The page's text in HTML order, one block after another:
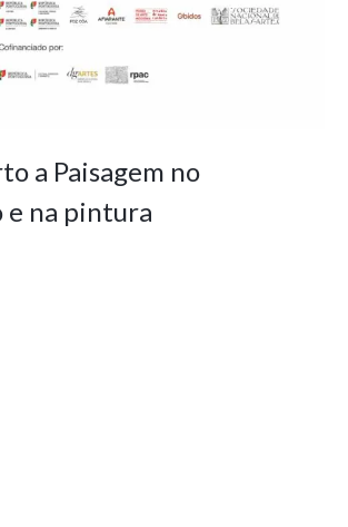
a Paisagem no
e na pintura